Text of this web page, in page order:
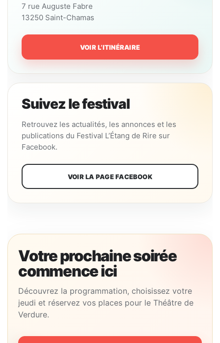
7 rue Auguste Fabre
13250 Saint-Chamas
VOIR L’ITINÉRAIRE
Suivez le festival
Retrouvez les actualités, les annonces et les
publications du Festival L’Étang de Rire sur
Facebook.
VOIR LA PAGE FACEBOOK
Votre prochaine soirée
commence ici
Découvrez la programmation, choisissez votre
jeudi et réservez vos places pour le Théâtre de
Verdure.